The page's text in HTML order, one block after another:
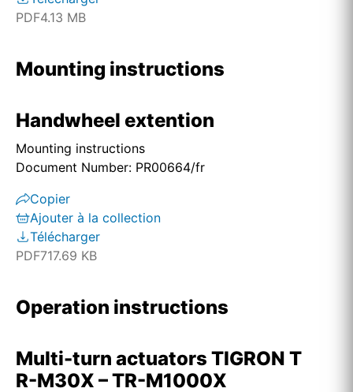
PDF4.13 MB
Mounting instructions
Handwheel extention
Mounting instructions
Document Number: PR00664/fr
Copier
Ajouter à la collection
Télécharger
PDF717.69 KB
Operation instructions
Multi-turn actuators TIGRON T
R-M30X – TR-M1000X